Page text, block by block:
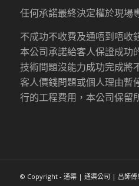
任何承諾最終決定權於現場
不成功不收費及通唔到唔收
本公司承諾給客人保證成功
技術問題沒能力成功完成將
客人價錢問題或個人理由暫
行的工程費用，本公司保留
© Copyright - 通渠 | 通渠公司 | 呂師傅